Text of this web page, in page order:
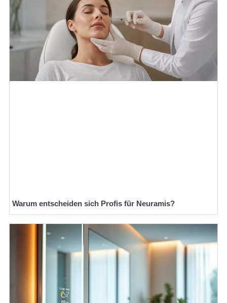
Warum entscheiden sich Profis für Neuramis?